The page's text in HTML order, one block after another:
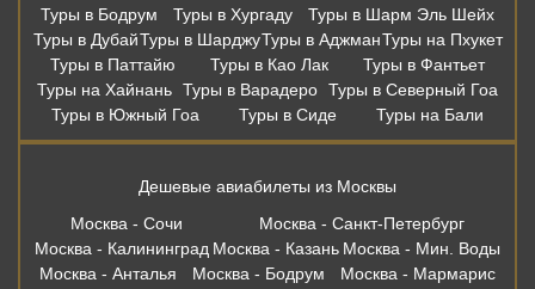
Туры в Бодрум
Туры в Хургаду
Туры в Шарм Эль Шейх
Туры в ДубайТуры в ШарджуТуры в АджманТуры на Пхукет
Туры в Паттайю
Туры в Као Лак
Туры в Фантьет
Туры на Хайнань Туры в Варадеро Туры в Северный Гоа
Туры в Южный Гоа
Туры в Сиде Туры на Бали
Дешевые авиабилеты из Москвы
Москва - Сочи
Москва - Санкт-Петербург
Москва - Калининград Москва - Казань Москва - Мин. Воды
Москва - Анталья
Москва - Бодрум
Москва - Мармарис